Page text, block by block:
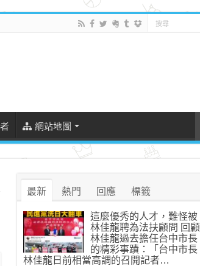
網站地圖
最新 熱門 回應 標籤
這麼優秀的人才，難怪被
林佳龍聘為法扶顧問 回顧
林佳龍過去擔任台中市長
的精彩事蹟：「台中市長
林佳龍日前相當高調的召開記者…